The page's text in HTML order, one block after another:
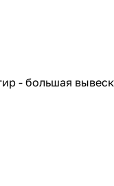
- большая